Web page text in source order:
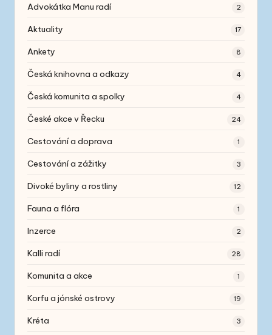
Advokátka Manu radí 2
Aktuality 17
Ankety 8
Česká knihovna a odkazy 4
Česká komunita a spolky 4
České akce v Řecku 24
Cestování a doprava 1
Cestování a zážitky 3
Divoké byliny a rostliny 12
Fauna a flóra 1
Inzerce 2
Kalli radí 28
Komunita a akce 1
Korfu a jónské ostrovy 19
Kréta 3